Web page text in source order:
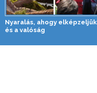
Nyaralás, ahogy elképzeljük
és a valóság